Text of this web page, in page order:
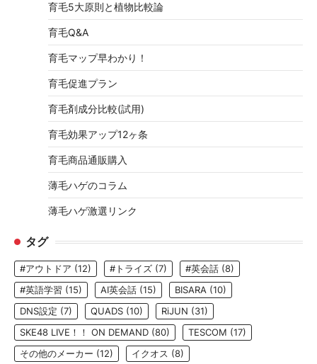
育毛5大原則と植物比較論
育毛Q&A
育毛マップ早わかり！
育毛促進プラン
育毛剤成分比較(試用)
育毛効果アップ12ヶ条
育毛商品通販購入
薄毛ハゲのコラム
薄毛ハゲ激選リンク
タグ
#アウトドア (12) #トライズ (7) #英会話 (8)
#英語学習 (15) AI英会話 (15) BISARA (10)
DNS設定 (7) QUADS (10) RiJUN (31)
SKE48 LIVE！！ ON DEMAND (80) TESCOM (17)
その他のメーカー (12) イクオス (8)